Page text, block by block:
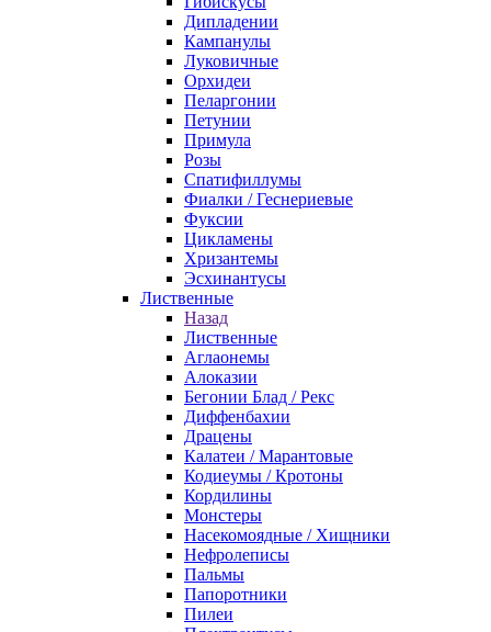
Дипладении
Кампанулы
Луковичные
Орхидеи
Пеларгонии
Петунии
Примула
Розы
Спатифиллумы
Фиалки / Геснериевые
Фуксии
Цикламены
Хризантемы
Эсхинантусы
Лиственные
Назад
Лиственные
Аглаонемы
Алоказии
Бегонии Блад / Рекс
Диффенбахии
Драцены
Калатеи / Марантовые
Кодиеумы / Кротоны
Кордилины
Монстеры
Насекомоядные / Хищники
Нефролеписы
Пальмы
Папоротники
Пилеи